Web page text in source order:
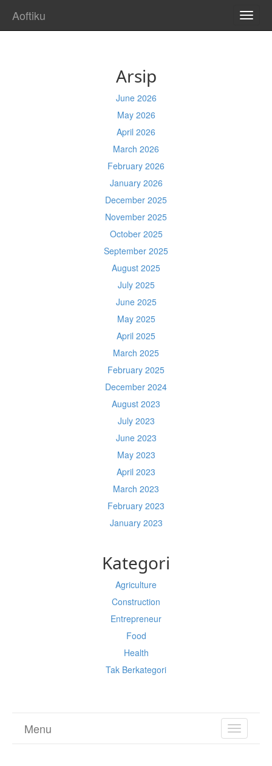
Aoftiku
Arsip
June 2026
May 2026
April 2026
March 2026
February 2026
January 2026
December 2025
November 2025
October 2025
September 2025
August 2025
July 2025
June 2025
May 2025
April 2025
March 2025
February 2025
December 2024
August 2023
July 2023
June 2023
May 2023
April 2023
March 2023
February 2023
January 2023
Kategori
Agriculture
Construction
Entrepreneur
Food
Health
Tak Berkategori
TOGGLE
Menu